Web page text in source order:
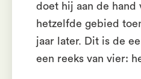
doet hij aan de hand
hetzelfde gebied
jaar later. Dit is de
een reeks van vier: